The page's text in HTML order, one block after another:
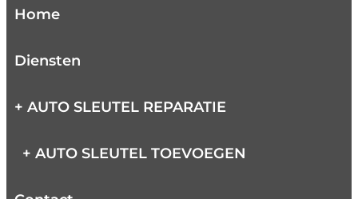
Home
Diensten
+ AUTO SLEUTEL REPARATIE
+ AUTO SLEUTEL TOEVOEGEN